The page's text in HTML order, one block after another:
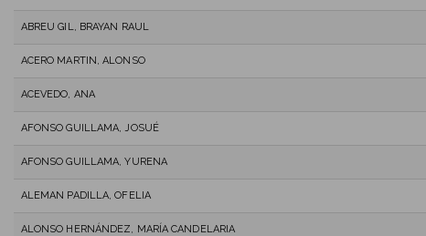
ABREU GIL, BRAYAN RAUL
ACERO MARTIN, ALONSO
ACEVEDO, ANA
AFONSO GUILLAMA, JOSUÉ
AFONSO GUILLAMA, YURENA
ALEMAN PADILLA, OFELIA
ALONSO HERNÁNDEZ, MARÍA CANDELARIA